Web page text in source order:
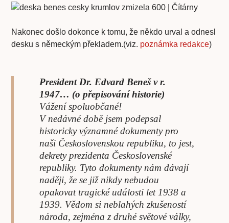
Nakonec došlo dokonce k tomu, že někdo urval a odnesl
desku s německým překladem.(viz. poznámka redakce)
President Dr. Edvard Beneš v r.
1947… (o přepisování historie)
Vážení spoluobčané!
V nedávné době jsem podepsal
historicky významné dokumenty pro
naši Československou republiku, to jest,
dekrety prezidenta Československé
republiky. Tyto dokumenty nám dávají
naději, že se již nikdy nebudou
opakovat tragické události let 1938 a
1939. Vědom si neblahých zkušeností
národa, zejména z druhé světové války,